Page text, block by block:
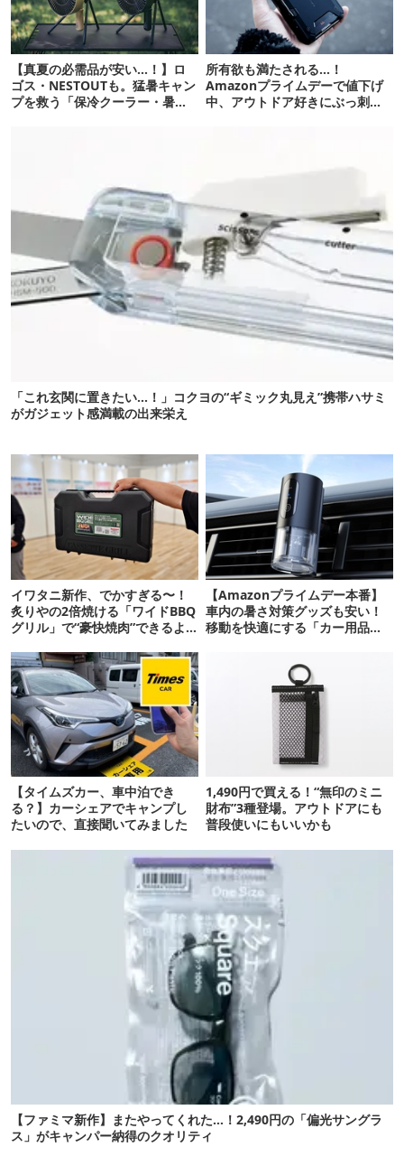
【真夏の必需品が安い…！】ロ
ゴス・NESTOUTも。猛暑キャン
プを救う「保冷クーラー・暑さ
所有欲も満たされる…！
Amazonプライムデーで値下げ
中、アウトドア好きにぶっ刺さ
「これ玄関に置きたい…！」コクヨの“ギミック丸見え”携帯ハサミ
がガジェット感満載の出来栄え
イワタニ新作、でかすぎる〜！
炙りやの2倍焼ける「ワイドBBQ
グリル」で“豪快焼肉”できるよ
【Amazonプライムデー本番】
車内の暑さ対策グッズも安い！
移動を快適にする「カー用品」
【タイムズカー、車中泊でき
る？】カーシェアでキャンプし
たいので、直接聞いてみました
1,490円で買える！“無印のミニ
財布”3種登場。アウトドアにも
普段使いにもいいかも
【ファミマ新作】またやってくれた…！2,490円の「偏光サングラ
ス」がキャンパー納得のクオリティ